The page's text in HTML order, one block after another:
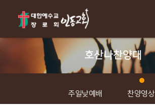
호산나찬양대
주일낮예배 찬양영상